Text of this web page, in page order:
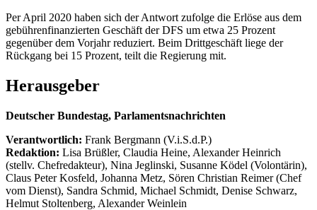
Per April 2020 haben sich der Antwort zufolge die Erlöse aus dem
gebührenfinanzierten Geschäft der DFS um etwa 25 Prozent
gegenüber dem Vorjahr reduziert. Beim Drittgeschäft liege der
Rückgang bei 15 Prozent, teilt die Regierung mit.
Herausgeber
Deutscher Bundestag, Parlamentsnachrichten
Verantwortlich: Frank Bergmann (V.i.S.d.P.)
Redaktion: Lisa Brüßler, Claudia Heine, Alexander Heinrich
(stellv. Chefredakteur), Nina Jeglinski, Susanne Ködel (Volontärin),
Claus Peter Kosfeld, Johanna Metz, Sören Christian Reimer (Chef
vom Dienst), Sandra Schmid, Michael Schmidt, Denise Schwarz,
Helmut Stoltenberg, Alexander Weinlein